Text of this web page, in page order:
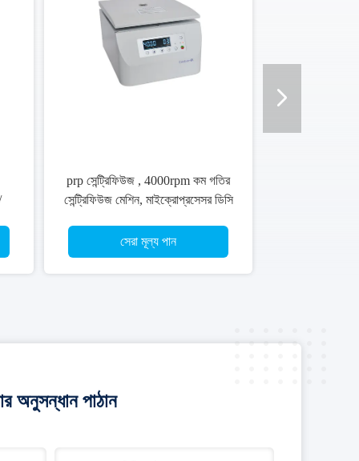
prp সেন্ট্রিফিউজ , 4000rpm কম গতির
সেন্ট্রিফিউজ মেশিন, মাইক্রোপ্রসেসর ডিসি
সেরা মূল্য পান
অনুসন্ধান পাঠান